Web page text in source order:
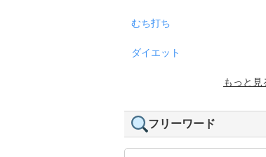
むち打ち
ダイエット
もっと見
フリーワード